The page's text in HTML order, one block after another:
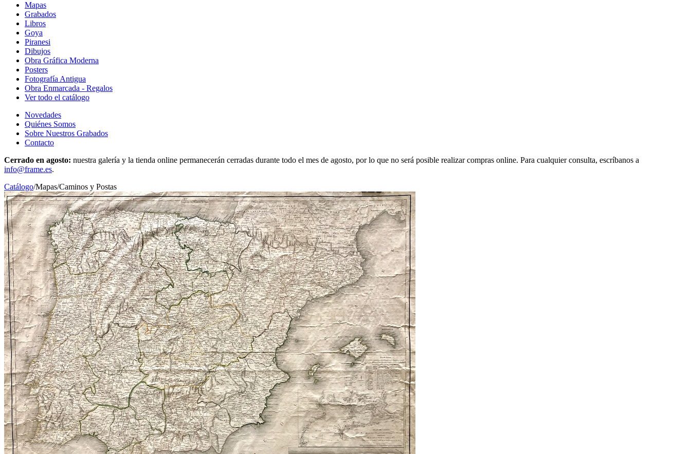
Mapas
Grabados
Libros
Goya
Piranesi
Dibujos
Obra Gráfica Moderna
Posters
Fotografía Antigua
Obra Enmarcada - Regalos
Ver todo el catálogo
Novedades
Quiénes Somos
Sobre Nuestros Grabados
Contacto
Cerrado en agosto: nuestra galería y la tienda online permanecerán cerradas durante todo el mes de agosto, por lo que no será posible realizar compras online. Para cualquier consulta, escríbanos a
info@frame.es.
Catálogo/Mapas/Caminos y Postas